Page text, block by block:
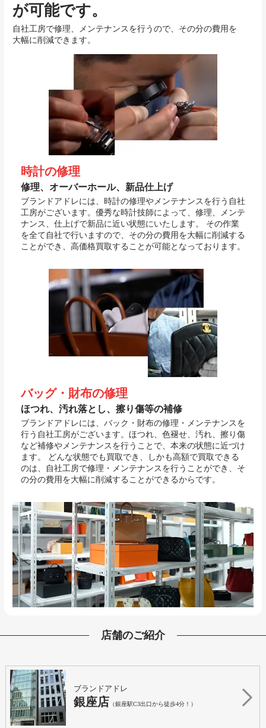
が可能です。
自社工房で修理、メンテナンスを行うので、その分の費用を
大幅に削減できます。
時計の修理
修理、オーバーホール、新品仕上げ
ブランドアドレには、時計の修理やメンテナンスを行う自社
工房がございます。優秀な時計技師によって、修理、メンテ
ナンス、仕上げで新品に近い状態にいたします。 その作業
を全て自社で行いますので、その分の費用を大幅に削減する
ことができ、高価格買取することが可能となっております。
バッグ・財布の修理
ほつれ、汚れ落とし、擦り傷等の補修
ブランドアドレには、バック・財布の修理・メンテナンスを
行う自社工房がございます。ほつれ、色褪せ、汚れ、擦り傷
など補修やメンテナンスを行うことで、本来の状態に近づけ
ます。 どんな状態でも買取でき、しかも高額で買取できる
のは、自社工房で修理・メンテナンスを行うことができ、そ
の分の費用を大幅に削減することができるからです。
店舗のご紹介
ブランドアドレ
銀座店 （銀座駅C3出口から徒歩4分！）